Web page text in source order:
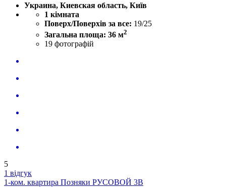
Украина, Киевская область, Київ
1 кімната
Поверх/Поверхів за все: 19/25
Загальна площа: 36 м2
19 фотографій
5
1 відгук
1-ком. квартира Позняки РУСОВОЙ 3В